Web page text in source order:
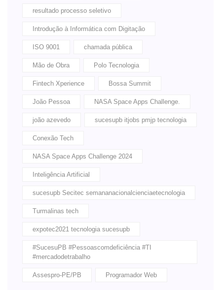
resultado processo seletivo
Introdução à Informática com Digitação
ISO 9001 chamada pública
Mão de Obra Polo Tecnologia
Fintech Xperience Bossa Summit
João Pessoa NASA Space Apps Challenge.
joão azevedo sucesupb itjobs pmjp tecnologia
Conexão Tech
NASA Space Apps Challenge 2024
Inteligência Artificial
sucesupb Secitec semananacionalcienciaetecnologia
Turmalinas tech
expotec2021 tecnologia sucesupb
#SucesuPB #Pessoascomdeficiência #TI
#mercadodetrabalho
Assespro-PE/PB Programador Web